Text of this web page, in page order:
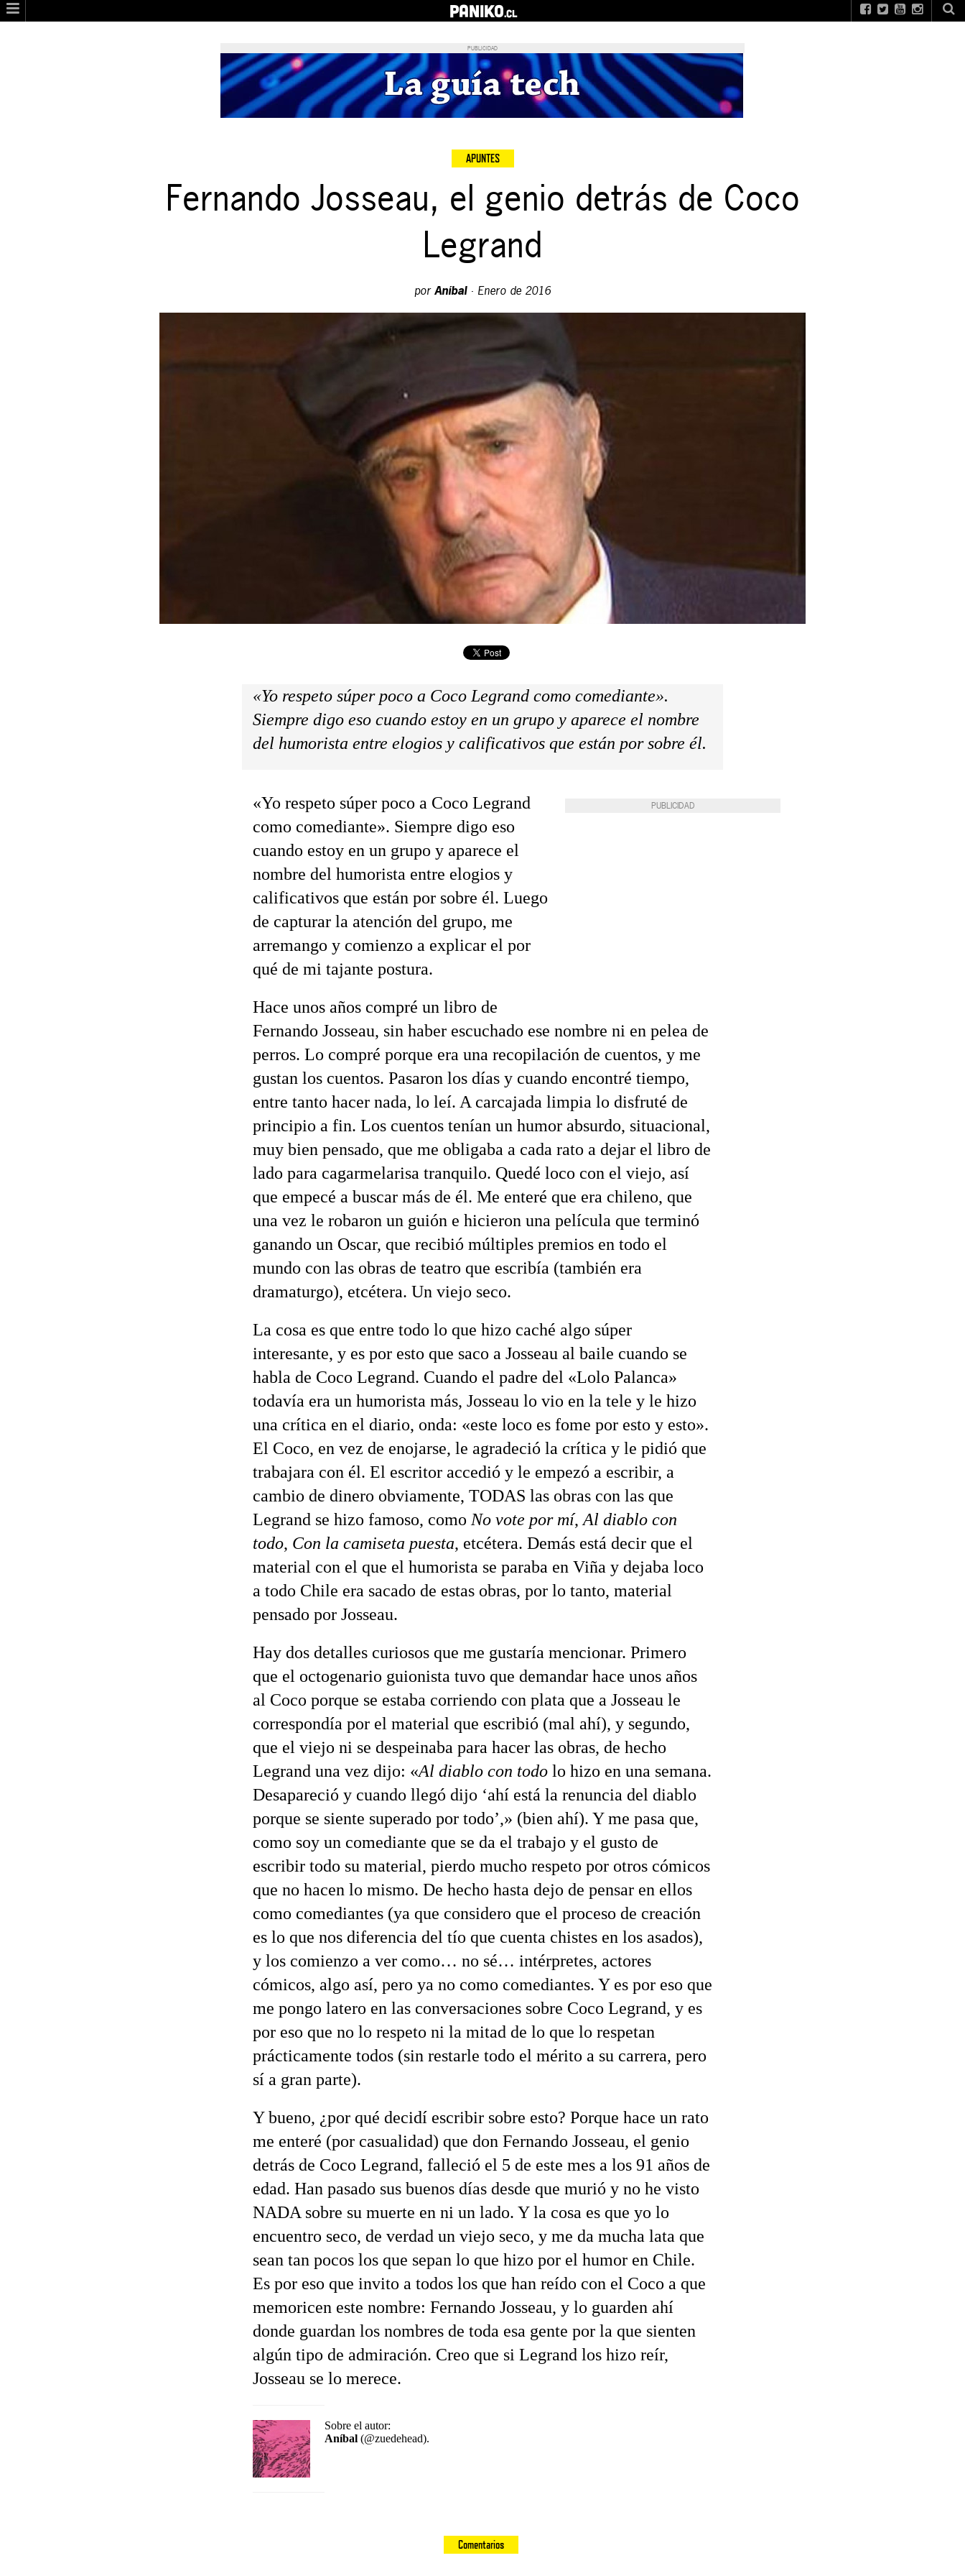
PANIKO.cl
PUBLICIDAD
APUNTES
Fernando Josseau, el genio detrás de Coco
Legrand
porAníbal· Enero de 2016
«Yo respeto súper poco a Coco Legrand como comediante».
Siempre digo eso cuando estoy en un grupo y aparece el nombre
del humorista entre elogios y calificativos que están por sobre él.
PUBLICIDAD
«Yo respeto súper poco a Coco Legrand
como comediante». Siempre digo eso
cuando estoy en un grupo y aparece el
nombre del humorista entre elogios y
calificativos que están por sobre él. Luego
de capturar la atención del grupo, me
arremango y comienzo a explicar el por
qué de mi tajante postura.
Hace unos años compré un libro de
Fernando Josseau, sin haber escuchado ese nombre ni en pelea de
perros. Lo compré porque era una recopilación de cuentos, y me
gustan los cuentos. Pasaron los días y cuando encontré tiempo,
entre tanto hacer nada, lo leí. A carcajada limpia lo disfruté de
principio a fin. Los cuentos tenían un humor absurdo, situacional,
muy bien pensado, que me obligaba a cada rato a dejar el libro de
lado para cagarmelarisa tranquilo. Quedé loco con el viejo, así
que empecé a buscar más de él. Me enteré que era chileno, que
una vez le robaron un guión e hicieron una película que terminó
ganando un Oscar, que recibió múltiples premios en todo el
mundo con las obras de teatro que escribía (también era
dramaturgo), etcétera. Un viejo seco.
La cosa es que entre todo lo que hizo caché algo súper
interesante, y es por esto que saco a Josseau al baile cuando se
habla de Coco Legrand. Cuando el padre del «Lolo Palanca»
todavía era un humorista más, Josseau lo vio en la tele y le hizo
una crítica en el diario, onda: «este loco es fome por esto y esto».
El Coco, en vez de enojarse, le agradeció la crítica y le pidió que
trabajara con él. El escritor accedió y le empezó a escribir, a
cambio de dinero obviamente, TODAS las obras con las que
Legrand se hizo famoso, como No vote por mí, Al diablo con
todo, Con la camiseta puesta, etcétera. Demás está decir que el
material con el que el humorista se paraba en Viña y dejaba loco
a todo Chile era sacado de estas obras, por lo tanto, material
pensado por Josseau.
Hay dos detalles curiosos que me gustaría mencionar. Primero
que el octogenario guionista tuvo que demandar hace unos años
al Coco porque se estaba corriendo con plata que a Josseau le
correspondía por el material que escribió (mal ahí), y segundo,
que el viejo ni se despeinaba para hacer las obras, de hecho
Legrand una vez dijo: «Al diablo con todo lo hizo en una semana.
Desapareció y cuando llegó dijo ‘ahí está la renuncia del diablo
porque se siente superado por todo’,» (bien ahí). Y me pasa que,
como soy un comediante que se da el trabajo y el gusto de
escribir todo su material, pierdo mucho respeto por otros cómicos
que no hacen lo mismo. De hecho hasta dejo de pensar en ellos
como comediantes (ya que considero que el proceso de creación
es lo que nos diferencia del tío que cuenta chistes en los asados),
y los comienzo a ver como… no sé… intérpretes, actores
cómicos, algo así, pero ya no como comediantes. Y es por eso que
me pongo latero en las conversaciones sobre Coco Legrand, y es
por eso que no lo respeto ni la mitad de lo que lo respetan
prácticamente todos (sin restarle todo el mérito a su carrera, pero
sí a gran parte).
Y bueno, ¿por qué decidí escribir sobre esto? Porque hace un rato
me enteré (por casualidad) que don Fernando Josseau, el genio
detrás de Coco Legrand, falleció el 5 de este mes a los 91 años de
edad. Han pasado sus buenos días desde que murió y no he visto
NADA sobre su muerte en ni un lado. Y la cosa es que yo lo
encuentro seco, de verdad un viejo seco, y me da mucha lata que
sean tan pocos los que sepan lo que hizo por el humor en Chile.
Es por eso que invito a todos los que han reído con el Coco a que
memoricen este nombre: Fernando Josseau, y lo guarden ahí
donde guardan los nombres de toda esa gente por la que sienten
algún tipo de admiración. Creo que si Legrand los hizo reír,
Josseau se lo merece.
Sobre el autor:
Aníbal (@zuedehead).
Comentarios